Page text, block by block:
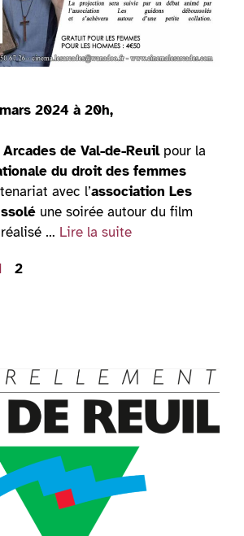
2024 à 20h,
de Val-de-Reuilpour la
du droit des femmes
avec l’association Les
une soirée autour du film
… Lire la suite
Page
2